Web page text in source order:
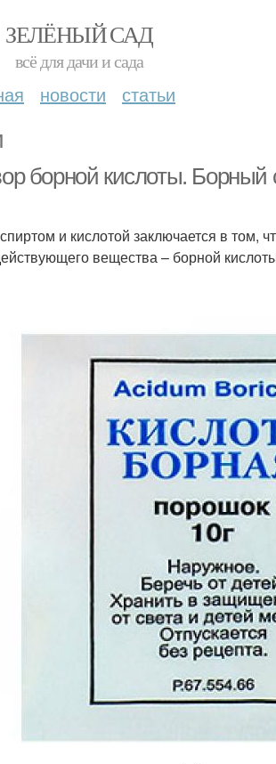
ЗЕЛЁНЫЙ САД
всё для дачи и сада
новости статьи
борной кислоты. Борный
и кислотой заключается в том,
вещества – борной